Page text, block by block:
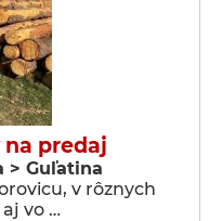
predaj
> Guľatina
v rôznych
vo …